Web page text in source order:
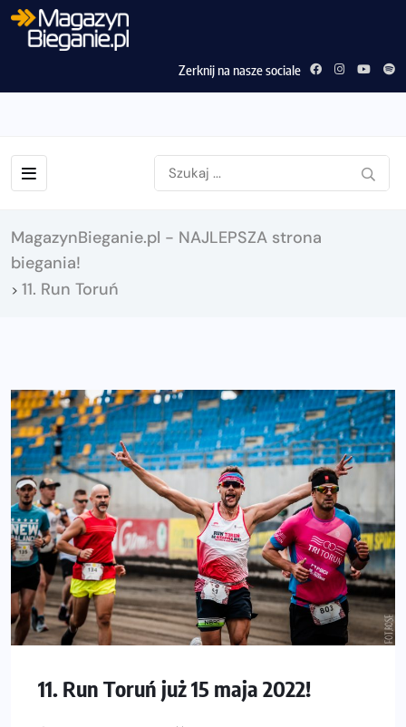
Zerknij na nasze sociale
MagazynBieganie.pl - NAJLEPSZA strona
biegania!
> 11. Run Toruń
11. Run Toruń już 15 maja 2022!